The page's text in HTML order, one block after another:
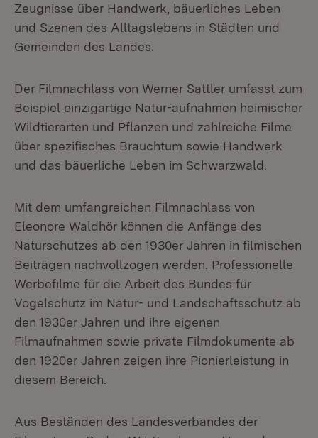
Zeugnisse über Handwerk, bäuerliches Leben
und Szenen des Alltagslebens in Städten und
Gemeinden des Landes.
Der Filmnachlass von Werner Sattler umfasst zum
Beispiel einzigartige Natur-aufnahmen heimischer
Wildtierarten und Pflanzen und zahlreiche Filme
über spezifisches Brauchtum sowie Handwerk
und das bäuerliche Leben im Schwarzwald.
Mit dem umfangreichen Filmnachlass von
Eleonore Waldhör können die Anfänge des
Naturschutzes ab den 1930er Jahren in filmischen
Beiträgen nachvollzogen werden. Professionelle
Werbefilme für die Arbeit des Bundes für
Vogelschutz im Natur- und Landschaftsschutz ab
den 1930er Jahren und ihre eigenen
Filmaufnahmen sowie private Filmdokumente ab
den 1920er Jahren zeigen ihre Pionierleistung in
diesem Bereich.
Aus Beständen des Landesverbandes der